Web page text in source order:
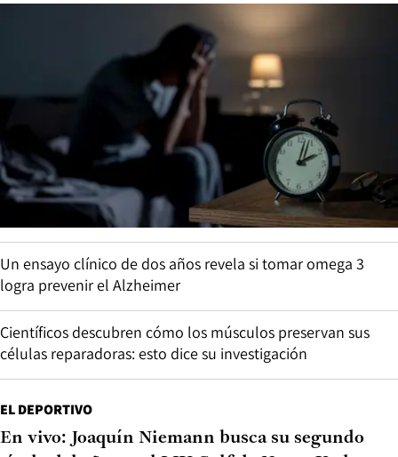
Un ensayo clínico de dos años revela si tomar omega 3
logra prevenir el Alzheimer
Científicos descubren cómo los músculos preservan sus
células reparadoras: esto dice su investigación
EL DEPORTIVO
En vivo: Joaquín Niemann busca su segundo